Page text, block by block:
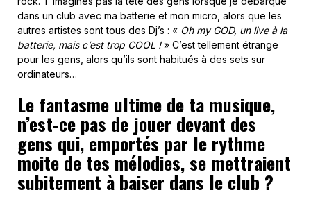
dans un club avec ma batterie et mon micro, alors que les
autres artistes sont tous des Dj’s : « Oh my GOD, un live à la
batterie, mais c’est trop COOL !» C’est tellement étrange
pour les gens, alors qu’ils sont habitués à des sets sur
ordinateurs…
Le fantasme ultime de ta musique,
n’est-ce pas de jouer devant des
gens qui, emportés par le rythme
moite de tes mélodies, se mettraient
subitement à baiser dans le club ?